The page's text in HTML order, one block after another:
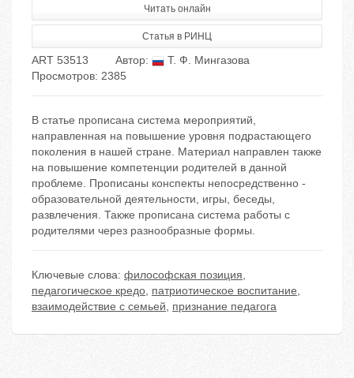
Читать онлайн
Статья в РИНЦ
ART 53513 Автор:
Т. Ф. Мингазова
Просмотров: 2385
В статье прописана система мероприятий,
направленная на повышение уровня подрастающего
поколения в нашей стране. Материал направлен также
на повышение компетенции родителей в данной
проблеме. Прописаны конспекты непосредственно -
образовательной деятельности, игры, беседы,
развлечения. Также прописана система работы с
родителями через разнообразные формы.
Ключевые слова: философская позиция,
педагогическое кредо, патриотическое воспитание,
взаимодействие с семьей, признание педагога